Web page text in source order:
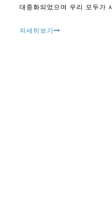
대중화되었으며 우리 모두가
자세히보기